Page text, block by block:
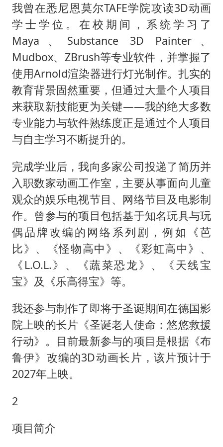
我曾在悉尼恩莫尔TAFE学院攻读3D动画
学士学位。在校期间，系统学习了
Maya、Substance 3D Painter、
Mudbox、ZBrush等专业软件，并掌握了
使用Arnold渲染器进行灯光制作。扎实的
教育背景固然重要，但通过大量个人项目
来获取新技能更为关键——我的绝大多数
专业能力与软件熟练度正是通过个人项目
与自主学习不断提升的。
完成学业后，我向多家公司投递了简历并
入职数家动画工作室，主要从事面向儿童
观众的娱乐电视节目、网络节目及电影制
作。曾参与的项目包括基于知名玩具与玩
偶品牌改编的网络系列剧，例如《芭
比》、《怪物高中》、《彩虹高中》、
《L.O.L.》、《蔬菜恐龙》、《天线宝
宝》及《乐高得宝》等。
我还参与制作了即将于圣诞期间在德国影
院上映的长片《圣诞老人使命：悠悠救援
行动》。目前最新参与的项目是根据《布
鲁伊》改编的3D动画长片，该片预计于
2027年上映。
2
项目简介